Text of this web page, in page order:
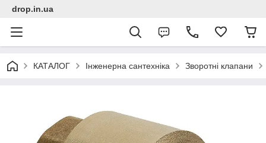
drop.in.ua
КАТАЛОГ Інженерна сантехніка Зворотні клапани